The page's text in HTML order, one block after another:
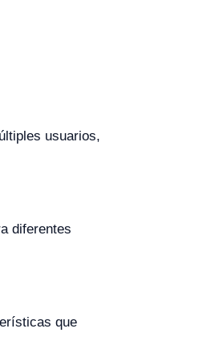
usuarios,
diferentes
que